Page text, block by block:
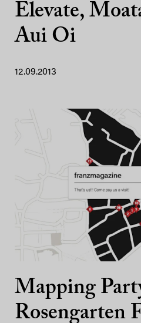
Elevate,
Aui Oi
12.09.2013
Mapping
Rosengarten